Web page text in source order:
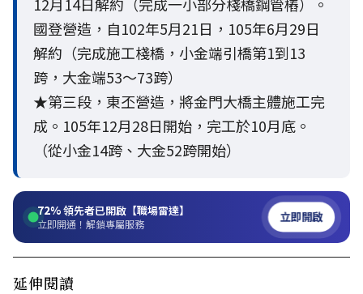
國登營造，自102年5月21日，105年6月29日
解約（完成施工棧橋，小金端引橋第1到13
跨，大金端53～73跨）
★第三段，東丕營造，將金門大橋主體施工完
成。105年12月28日開始，完工於10月底。
（從小金14跨、大金52跨開始）
72%領先者已開啟【職場雷達】
立即開通！解鎖專屬服務 立即開啟
延伸閱讀